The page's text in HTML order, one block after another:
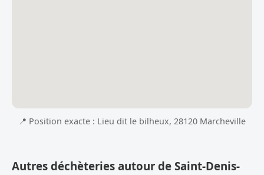
📍 Position exacte : Lieu dit le bilheux, 28120 Marcheville
Autres déchèteries autour de Saint-Denis-